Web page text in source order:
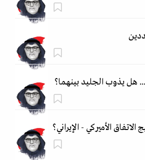
هل يذوب الجليد بينهما؟
الأميركي - الإيراني؟